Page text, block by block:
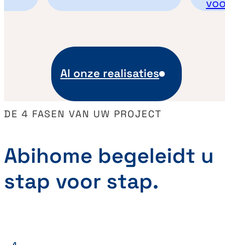
Al onze realisaties
DE 4 FASEN VAN UW PROJECT
Abihome begeleidt u
stap voor stap.